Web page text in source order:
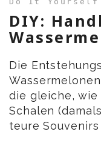
DIY:
Die
die gleiche,
Schalen
teure